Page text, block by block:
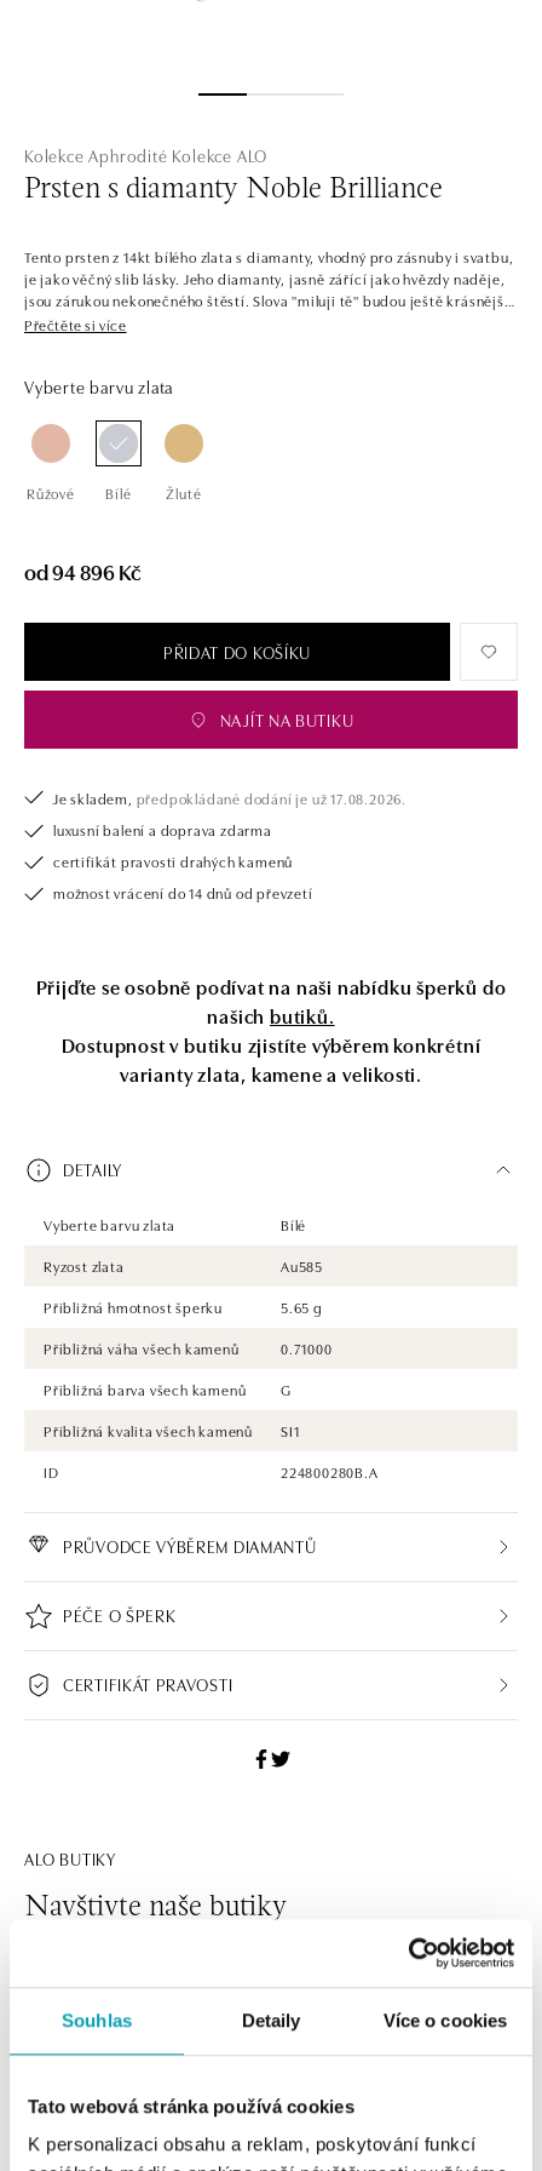
Souhlas Detaily Více o cookies
Tato webová stránka používá cookies
K personalizaci obsahu a reklam, poskytování funkcí
Kolekce Aphrodité Kolekce ALO
Prsten s diamanty Noble Brilliance
Tento prsten z 14kt bílého zlata s diamanty, vhodný pro zásnuby i svatbu,
je jako věčný slib lásky. Jeho diamanty, jasně zářící jako hvězdy naděje,
jsou zárukou nekonečného štěstí. Slova "miluji tě" budou ještě krásnější.
Šperk je součástí kolekce Aphrodité.
lásky. Aphrodité se totiž zrodila z třpytivé mořské pěny a pyšní se tak
zlata. Ty jsou posázené dokonalými diamanty a odráží tak ženskost a
něžnost. Díky těmto smyslným šperkům se každá žena může cítit jako
opatřen certifikátem pravosti a dodán v luxusním balení. Ať už vybíráte
zásnubní prsten nebo diamantový náramek či náhrdelník, nedarujete s
Přečtěte si více
Vyberte barvu zlata
Růžové Bílé Žluté
od 94 896 Kč
PŘIDAT DO KOŠÍKU
NAJÍT NA BUTIKU
Je skladem, předpokládané dodání je už 17.08.2026.
luxusní balení a doprava zdarma
certifikát pravosti drahých kamenů
možnost vrácení do 14 dnů od převzetí
Přijďte se osobně podívat na naši nabídku šperků do
našich butiků.
Dostupnost v butiku zjistíte výběrem konkrétní
varianty zlata, kamene a velikosti.
DETAILY
Vyberte barvu zlata
Bílé
Ryzost zlata
Au585
Přibližná hmotnost šperku
5.65 g
Přibližná váha všech kamenů
0.71000
Přibližná barva všech kamenů
G
Přibližná kvalita všech kamenů
SI1
ID
224800280B.A
PRŮVODCE VÝBĚREM DIAMANTŮ
PÉČE O ŠPERK
CERTIFIKÁT PRAVOSTI
ALO BUTIKY
Navštivte naše butiky